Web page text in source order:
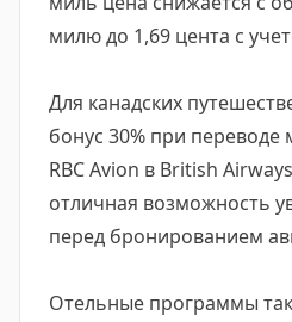
милю до 1,69 цента с
Для канадских
бонус 30% при
RBC Avion в British
отличная возможность
перед бронированием
Отельные программы